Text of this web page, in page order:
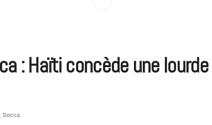
: Haïti concède une
Socca